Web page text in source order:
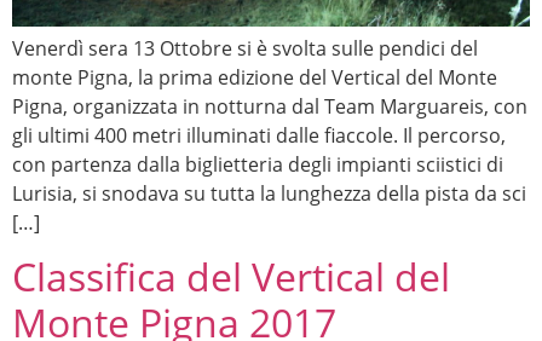
Venerdì sera 13 Ottobre si è svolta sulle pendici del
monte Pigna, la prima edizione del Vertical del Monte
Pigna, organizzata in notturna dal Team Marguareis, con
gli ultimi 400 metri illuminati dalle fiaccole. Il percorso,
con partenza dalla biglietteria degli impianti sciistici di
Lurisia, si snodava su tutta la lunghezza della pista da sci
[…]
Classifica del Vertical del
Monte Pigna 2017